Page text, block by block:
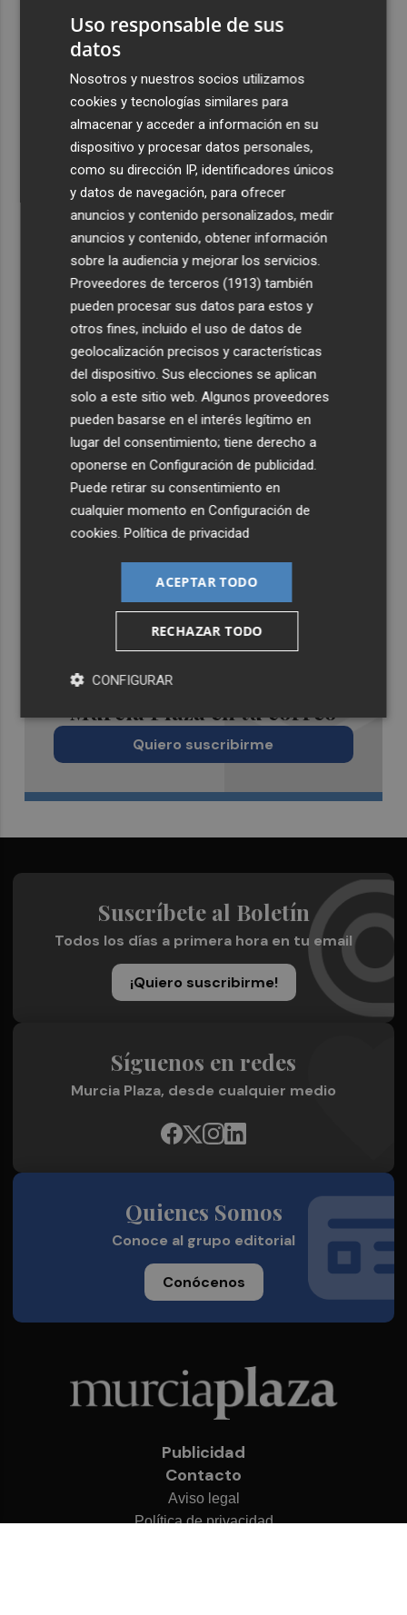
Una gran cadena humana de cariño y reivindicación se
vuelve a abrazar en las playas por el Mar Menor
Levantan el confinamiento del municipio castellonense
de Sierra Engarcerán por el incendio
Juan Tallón, Marta Jiménez Serrano o Juan Evaristo Valls
Boix, protagonistas de la programación de agosto de
Entre Libros en Benicàssim
Los talleres de ‘Magia en los Barrios’ de Castelló llegan
al Grupo Reyes
Recibe toda la actualidad de
Murcia Plaza en tu correo
Quiero suscribirme
Suscríbete al Boletín
Todos los días a primera hora en tu email
¡Quiero suscribirme!
Síguenos en redes
Murcia Plaza, desde cualquier medio
Quienes Somos
Conoce al grupo editorial
Conócenos
Publicidad
Contacto
Aviso legal
Política de privacidad
Uso responsable de sus
datos
Nosotros y nuestros socios utilizamos
cookies y tecnologías similares para
almacenar y acceder a información en su
dispositivo y procesar datos personales,
como su dirección IP, identificadores únicos
y datos de navegación, para ofrecer
anuncios y contenido personalizados, medir
anuncios y contenido, obtener información
sobre la audiencia y mejorar los servicios.
Proveedores de terceros (1913) también
pueden procesar sus datos para estos y
otros fines, incluido el uso de datos de
geolocalización precisos y características
del dispositivo. Sus elecciones se aplican
solo a este sitio web. Algunos proveedores
pueden basarse en el interés legítimo en
lugar del consentimiento; tiene derecho a
oponerse enConfiguración de publicidad
Puede retirar su consentimiento en
cualquier momento enConfiguración de
cookies .Política de privacidad
ACEPTAR TODO
RECHAZAR TODO
CONFIGURAR